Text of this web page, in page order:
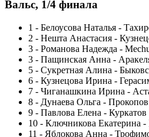
Вальс, 1/4 финала
1 - Белоусова Наталья -
2 - Нешта Анастасия -
3 - Романова Надежда -
3 - Пащинская Анна -
5 - Сукретная Алина -
6 - Кузнецова Ирина -
7 - Чиганашкина Ирина -
8 - Дунаева Ольга -
9 - Павлова Елена -
10 - Ключникова Екатерина
11 - Яблокова Анна -